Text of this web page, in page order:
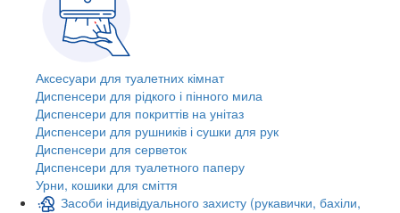
Аксесуари для туалетних кімнат
Диспенсери для рідкого і пінного мила
Диспенсери для покриттів на унітаз
Диспенсери для рушників і сушки для рук
Диспенсери для серветок
Диспенсери для туалетного паперу
Урни, кошики для сміття
Засоби індивідуального захисту (рукавички, бахіли,